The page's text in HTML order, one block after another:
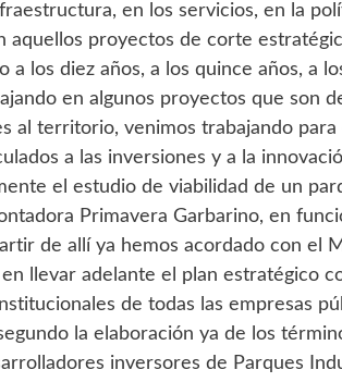
en los servicios, en la
aquellos proyectos de corte
a los diez años, a los quince años, a
en algunos proyectos que son
al territorio, venimos trabajando
a las inversiones y a la
el estudio de viabilidad de un
Primavera Garbarino, en
de allí ya hemos acordado con el
llevar adelante el plan estratégico
de todas las empresas
la elaboración ya de los
inversores de Parques